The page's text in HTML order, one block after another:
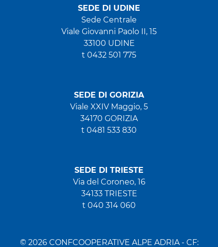
SEDE DI UDINE
Sede Centrale
Viale Giovanni Paolo II, 15
33100 UDINE
t 0432 501 775
SEDE DI GORIZIA
Viale XXIV Maggio, 5
34170 GORIZIA
t 0481 533 830
SEDE DI TRIESTE
Via del Coroneo, 16
34133 TRIESTE
t 040 314 060
© 2026 CONFCOOPERATIVE ALPE ADRIA - CF: